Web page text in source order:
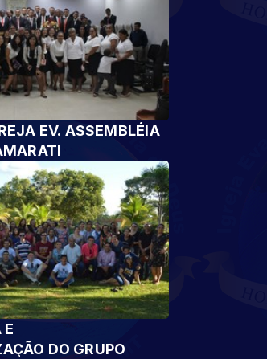
EV. ASSEMBLÉIA
E
DO GRUPO